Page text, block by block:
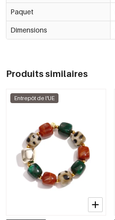
Paquet
Dimensions
Produits similaires
Entrepôt de l'UE